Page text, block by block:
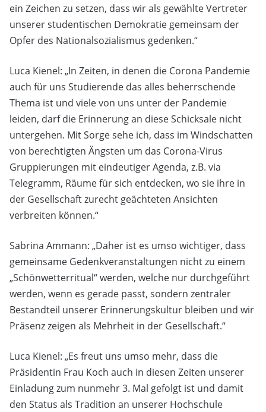
ein Zeichen zu setzen, dass wir als gewählte Vertreter
unserer studentischen Demokratie gemeinsam der
Opfer des Nationalsozialismus gedenken.“
Luca Kienel: „In Zeiten, in denen die Corona Pandemie
auch für uns Studierende das alles beherrschende
Thema ist und viele von uns unter der Pandemie
leiden, darf die Erinnerung an diese Schicksale nicht
untergehen. Mit Sorge sehe ich, dass im Windschatten
von berechtigten Ängsten um das Corona-Virus
Gruppierungen mit eindeutiger Agenda, z.B. via
Telegramm, Räume für sich entdecken, wo sie ihre in
der Gesellschaft zurecht geächteten Ansichten
verbreiten können.“
Sabrina Ammann: „Daher ist es umso wichtiger, dass
gemeinsame Gedenkveranstaltungen nicht zu einem
„Schönwetterritual“ werden, welche nur durchgeführt
werden, wenn es gerade passt, sondern zentraler
Bestandteil unserer Erinnerungskultur bleiben und wir
Präsenz zeigen als Mehrheit in der Gesellschaft.“
Luca Kienel: „Es freut uns umso mehr, dass die
Präsidentin Frau Koch auch in diesen Zeiten unserer
Einladung zum nunmehr 3. Mal gefolgt ist und damit
den Status als Tradition an unserer Hochschule